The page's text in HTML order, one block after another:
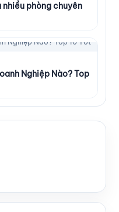
phòng chuyên
Nghiệp Nào? Top